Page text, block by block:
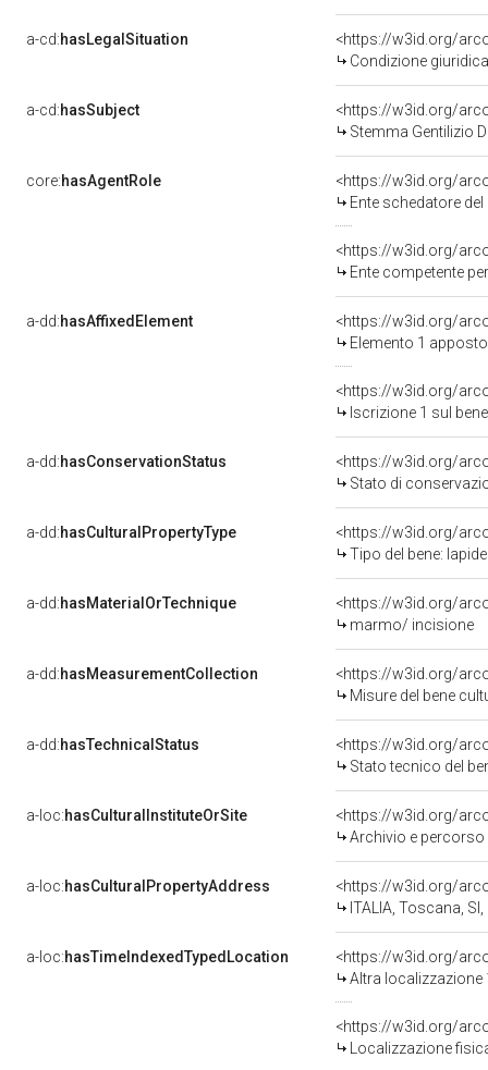
a-cd:hasLegalSituation
Condizione
a-cd:hasSubject
<https://w3id.org/
Stemma Gentilizio
core:hasAgentRole
<https://w3id.org/
Ente schedatore
<https://w3id.org/
Ente competente per tutela
a-dd:hasAffixedElement
<https://w3id.org/
Elemento 1
<https://w3id.org/
Iscrizione 1 sul
a-dd:hasConservationStatus
<https://w3id.org/
Stato di
a-dd:hasCulturalPropertyType
<https://w3id.org/
Tipo del bene: lapide
a-dd:hasMaterialOrTechnique
<https://w3id.org/
marmo/ incisione
a-dd:hasMeasurementCollection
<https://w3id.org/
Misure del bene
a-dd:hasTechnicalStatus
<https://w3id.org/
Stato tecnico del
a-loc:hasCulturalInstituteOrSite
<https://w3id.org/
Archivio e
a-loc:hasCulturalPropertyAddress
<https://w3id.org/
ITALIA, Toscana, SI,
a-loc:hasTimeIndexedTypedLocation
<https://w3id.org/
Altra localizzazione
<https://w3id.org/
Localizzazione